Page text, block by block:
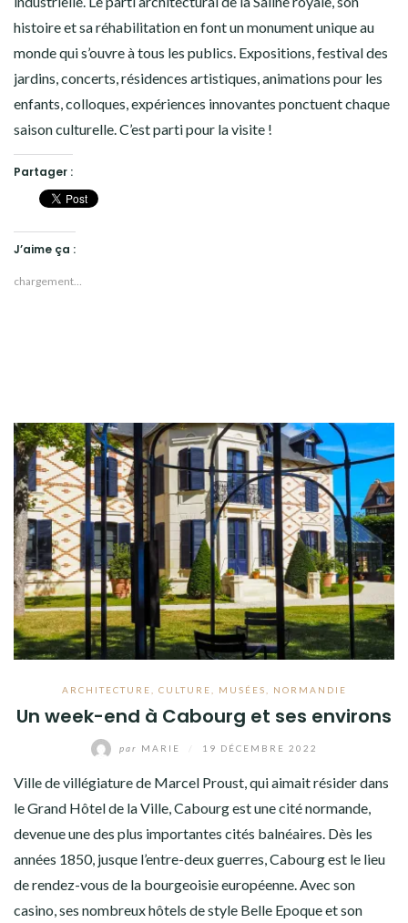
histoire et sa réhabilitation en font un monument unique au
monde qui s’ouvre à tous les publics. Expositions, festival des
jardins, concerts, résidences artistiques, animations pour les
enfants, colloques, expériences innovantes ponctuent chaque
saison culturelle. C’est parti pour la visite !
Partager :
J’aime ça :
chargement…
ARCHITECTURE CULTURE MUSÉES NORMANDIE
Un week-end à Cabourg et ses environs
par MARIE 19 DÉCEMBRE 2022
Ville de villégiature de Marcel Proust, qui aimait résider dans
le Grand Hôtel de la Ville, Cabourg est une cité normande,
devenue une des plus importantes cités balnéaires. Dès les
années 1850, jusque l’entre-deux guerres, Cabourg est le lieu
de rendez-vous de la bourgeoisie européenne. Avec son
casino, ses nombreux hôtels de style Belle Epoque et son